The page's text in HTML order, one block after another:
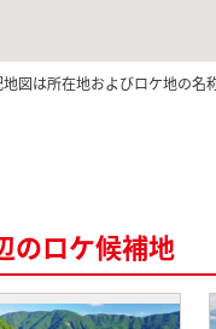
図は所在地およびロケ地の名
のロケ候補地